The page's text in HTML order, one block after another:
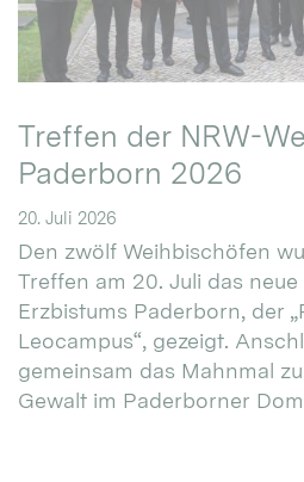
Treffen der NRW-
Paderborn 2026
20. Juli 2026
Den zwölf Weihbischöfen
Treffen am 20. Juli das
Erzbistums Paderborn, der
Leocampus“, gezeigt.
gemeinsam das Mahnmal
Gewalt im Paderborner